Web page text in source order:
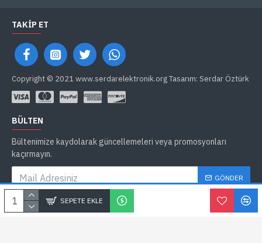
SEPETE EKLE
TAKIP ET
Copyright © 2021 www.serdarelektronik.org Tasarım: Serdar Öztürk
BÜLTEN
Bültenimize kaydolarak güncellemeleri veya promosyonları
kaçırmayın.
GÖNDER
Gizlilik İlkeleri 'ni okudum ve kabul ediyorum.